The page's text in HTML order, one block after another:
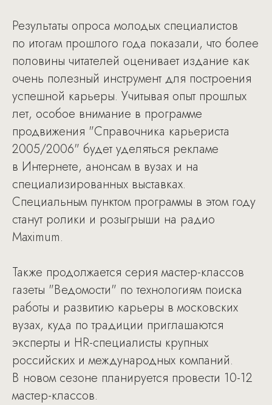
Результаты опроса молодых специалистов
по итогам прошлого года показали, что более
половины читателей оценивает издание как
очень полезный инструмент для построения
успешной карьеры. Учитывая опыт прошлых
лет, особое внимание в программе
продвижения "Справочника карьериста
2005/2006" будет уделяться рекламе
в Интернете, анонсам в вузах и на
специализированных выставках.
Специальным пунктом программы в этом году
станут ролики и розыгрыши на радио
Maximum.
Также продолжается серия мастер-классов
газеты "Ведомости" по технологиям поиска
работы и развитию карьеры в московских
вузах, куда по традиции приглашаются
эксперты и HR-специалисты крупных
российских и международных компаний.
В новом сезоне планируется провести 10-12
мастер-классов.